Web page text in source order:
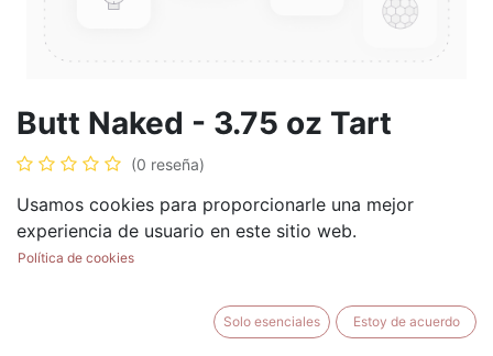
Butt Naked - 3.75 oz Tart
(0 reseña)
$5.99
AÑADIR AL CARRITO BUY NOW
Usamos cookies para proporcionarle una mejor
experiencia de usuario en este sitio web.
Política de cookies
Solo esenciales Estoy de acuerdo